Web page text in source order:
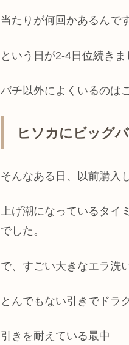
当たりが何回かあるんで
という日が2-4日位続き
バチ以外によくいるのは
ヒソカにビッグ
そんなある日、以前購入
上げ潮になっているタイ
でした。
で、すごい大きなエラ洗
とんでもない引きでド
引きを耐えている最中